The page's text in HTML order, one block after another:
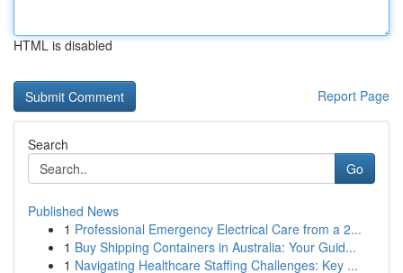
HTML is disabled
Report Page
Search
Go
Published News
1 Professional Emergency Electrical Care from a 2...
1 Buy Shipping Containers in Australia: Your Guid...
1 Navigating Healthcare Staffing Challenges: Key ...